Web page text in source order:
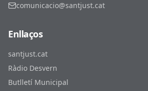
comunicacio@santjust.cat
Enllaços
santjust.cat
Ràdio Desvern
Butlletí Municipal